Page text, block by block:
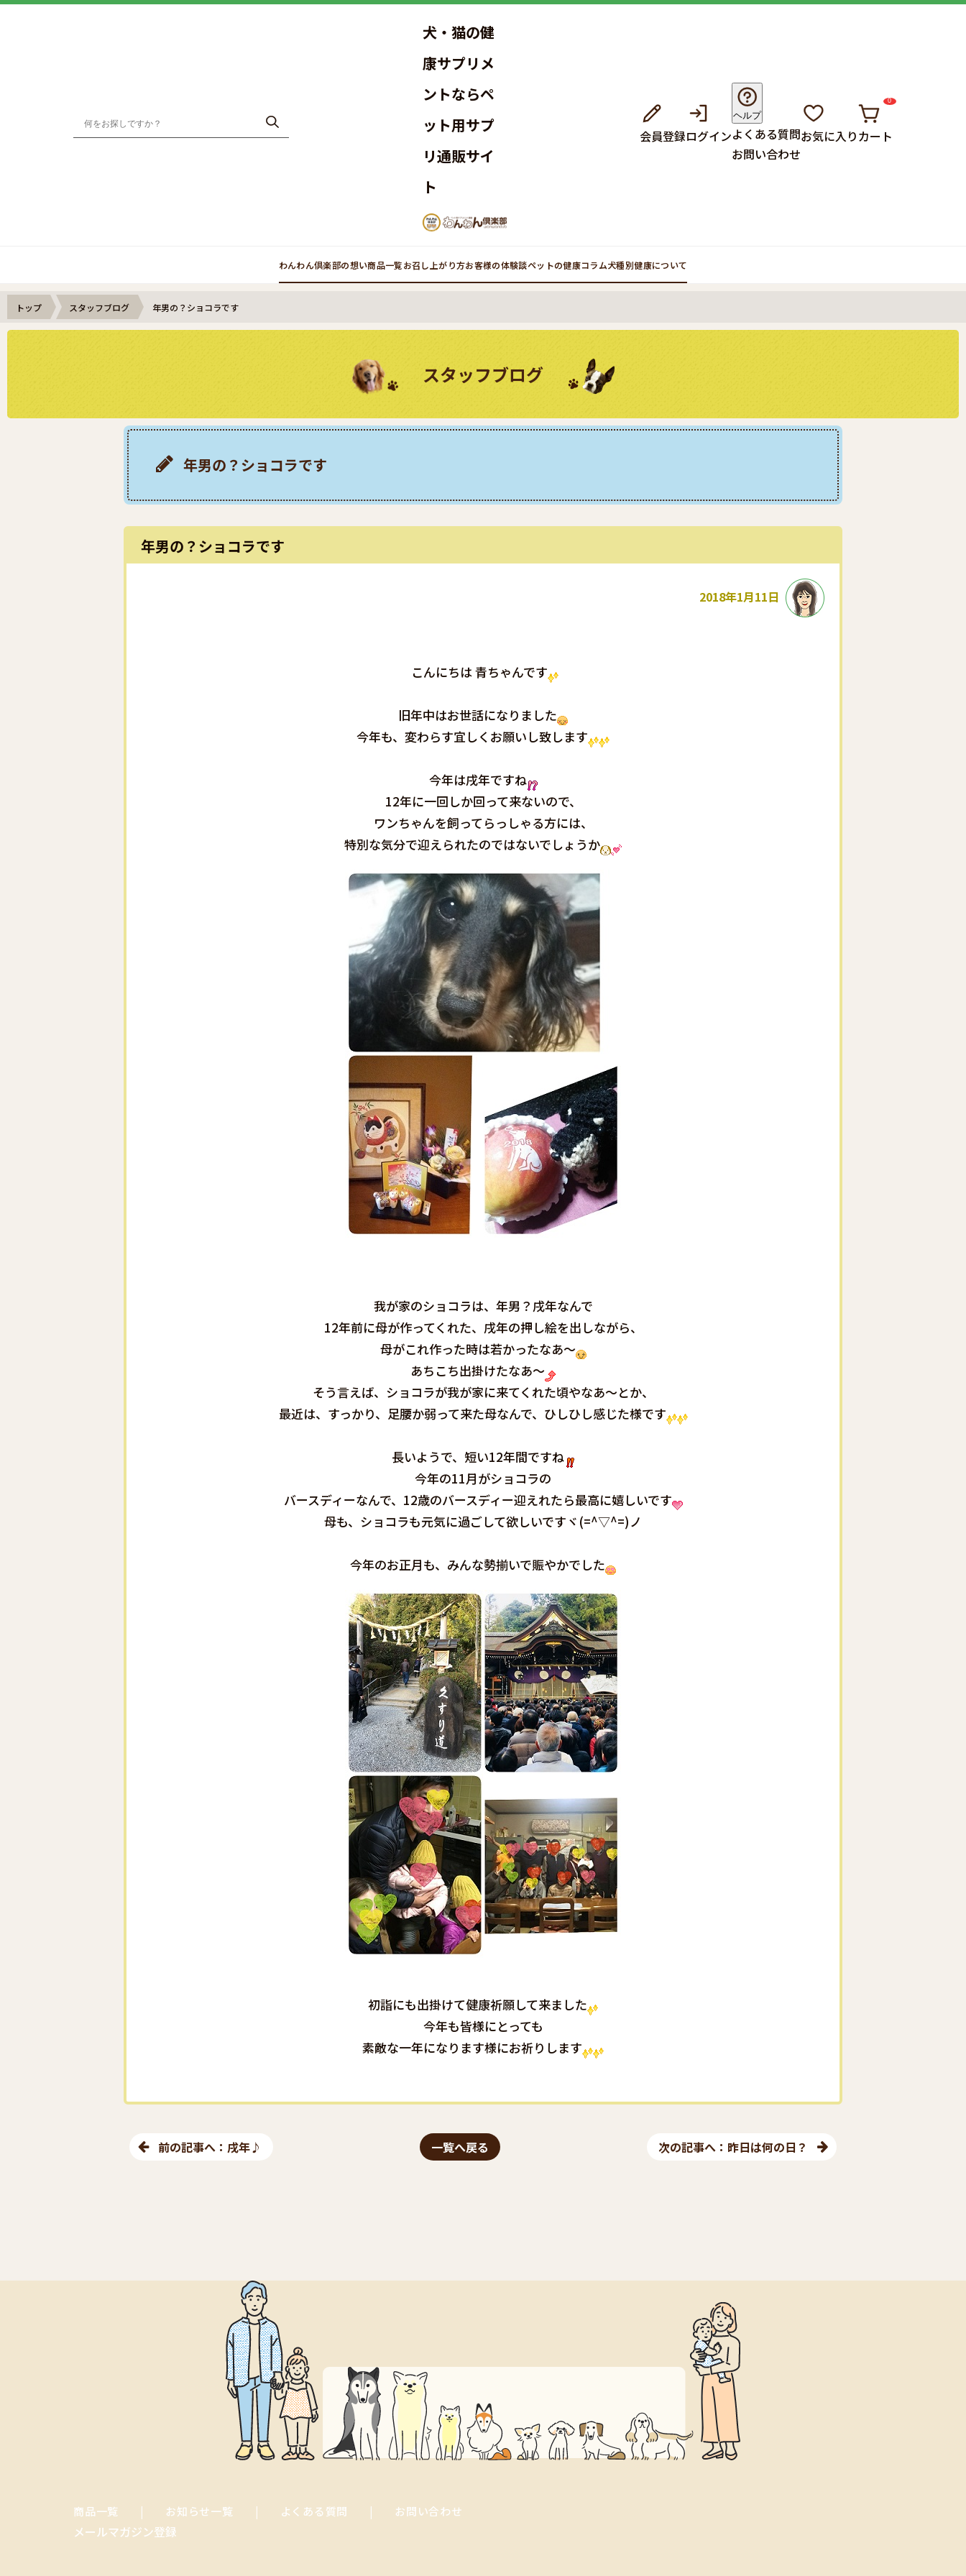
犬・猫の健
康サプリメ
ントならペ
ット用サプ
リ通販サイ
ト
会員登録ログイン
ヘルプ
よくある質問
お問い合わせ
お気に入りカート
0
わんわん倶楽部の想い商品一覧お召し上がり方お客様の体験談ペットの健康コラム犬種別健康について
トップ スタッフブログ 年男の？ショコラです
スタッフブログ
年男の？ショコラです
年男の？ショコラです
2018年1月11日
こんにちは 青ちゃんです
旧年中はお世話になりました
今年も、変わらす宜しくお願いし致します
今年は戌年ですね
12年に一回しか回って来ないので、
ワンちゃんを飼ってらっしゃる方には、
特別な気分で迎えられたのではないでしょうか
我が家のショコラは、年男？戌年なんで
12年前に母が作ってくれた、戌年の押し絵を出しながら、
母がこれ作った時は若かったなあ～
あちこち出掛けたなあ～
そう言えば、ショコラが我が家に来てくれた頃やなあ～とか、
最近は、すっかり、足腰か弱って来た母なんで、ひしひし感じた様です
長いようで、短い12年間ですね
今年の11月がショコラの
バースディーなんで、12歳のバースディー迎えれたら最高に嬉しいです
母も、ショコラも元気に過ごして欲しいですヾ(=^▽^=)ノ
今年のお正月も、みんな勢揃いで賑やかでした
初詣にも出掛けて健康祈願して来ました
今年も皆様にとっても
素敵な一年になります様にお祈りします
前の記事へ：戌年♪ 一覧へ戻る 次の記事へ：昨日は何の日？
商品一覧 お知らせ一覧 よくある質問 お問い合わせ
メールマガジン登録